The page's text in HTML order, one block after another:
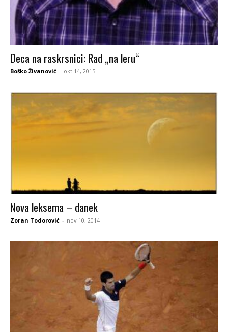
Deca na raskrsnici: Rad „na leru“
Boško Živanović - okt 14, 2015
Nova leksema – danek
Zoran Todorović - nov 10, 2014